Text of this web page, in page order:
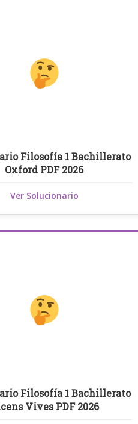
Filosofía 1 Bachillerato
Oxford PDF 2026
Ver Solucionario
Filosofía 1 Bachillerato
Vives PDF 2026